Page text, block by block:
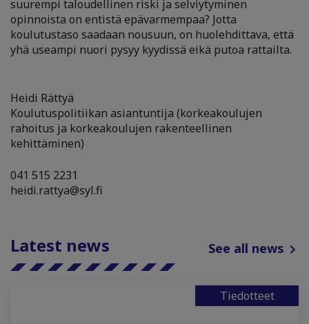
suurempi taloudellinen riski ja selviytyminen
opinnoista on entistä epävarmempaa? Jotta
koulutustaso saadaan nousuun, on huolehdittava, että
yhä useampi nuori pysyy kyydissä eikä putoa rattailta.
Heidi Rättyä
Koulutuspolitiikan asiantuntija (korkeakoulujen
rahoitus ja korkeakoulujen rakenteellinen
kehittäminen)
041 515 2231
heidi.rattya@syl.fi
Latest news See all news
Tiedotteet